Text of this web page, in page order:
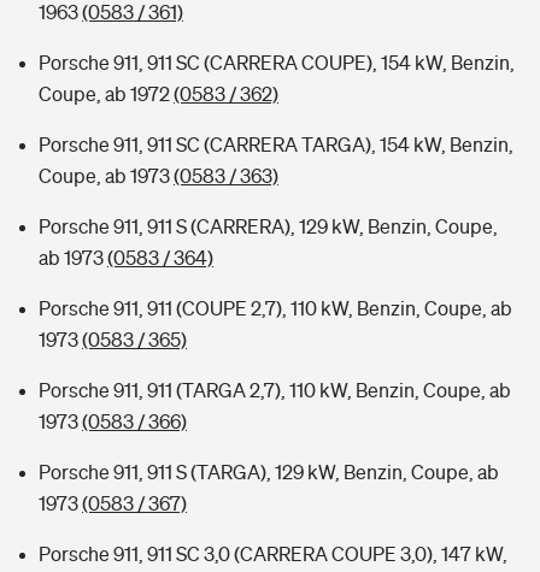
1963(0583 / 361)
Porsche 911, 911 SC (CARRERA COUPE), 154 kW, Benzin,
Coupe, ab 1972(0583 / 362)
Porsche 911, 911 SC (CARRERA TARGA), 154 kW, Benzin,
Coupe, ab 1973(0583 / 363)
Porsche 911, 911 S (CARRERA), 129 kW, Benzin, Coupe,
ab 1973(0583 / 364)
Porsche 911, 911 (COUPE 2,7), 110 kW, Benzin, Coupe, ab
1973(0583 / 365)
Porsche 911, 911 (TARGA 2,7), 110 kW, Benzin, Coupe, ab
1973(0583 / 366)
Porsche 911, 911 S (TARGA), 129 kW, Benzin, Coupe, ab
1973(0583 / 367)
Porsche 911, 911 SC 3,0 (CARRERA COUPE 3,0), 147 kW,